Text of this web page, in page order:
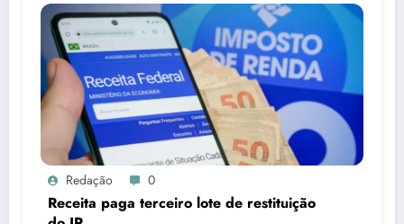
Redação 0
Receita paga terceiro lote de restituição